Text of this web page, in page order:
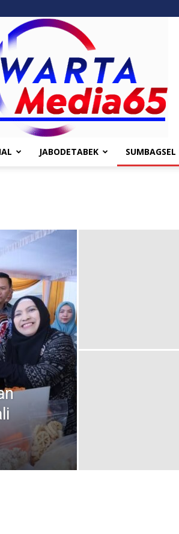
JABODETABEK SUMBAGSEL